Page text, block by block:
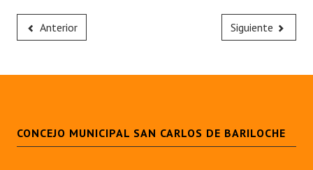
Anterior Siguiente
CONCEJO MUNICIPAL SAN CARLOS DE BARILOCHE